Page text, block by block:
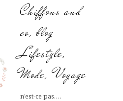
Chiffons and
co, blog
Lifestyle,
Mode, Voyage
n’est-ce pas….